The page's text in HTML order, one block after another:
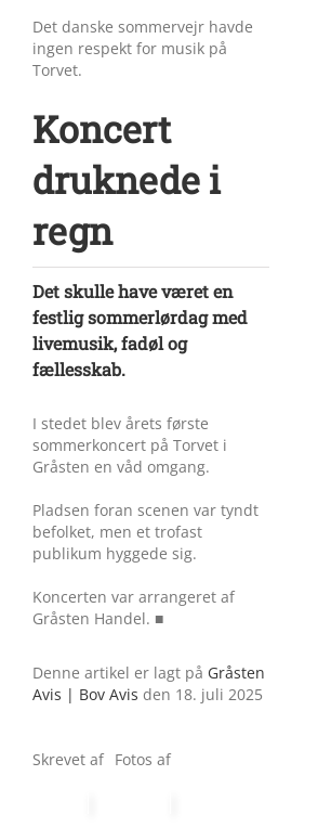
Det danske sommervejr havde
ingen respekt for musik på
Torvet.
Koncert
druknede i
regn
Det skulle have været en
festlig sommerlørdag med
livemusik, fadøl og
fællesskab.
I stedet blev årets første
sommerkoncert på Torvet i
Gråsten en våd omgang.
Pladsen foran scenen var tyndt
befolket, men et trofast
publikum hyggede sig.
Koncerten var arrangeret af
Gråsten Handel. ■
Denne artikel er lagt på Gråsten
Avis | Bov Avis den 18. juli 2025
Skrevet af Fotos af